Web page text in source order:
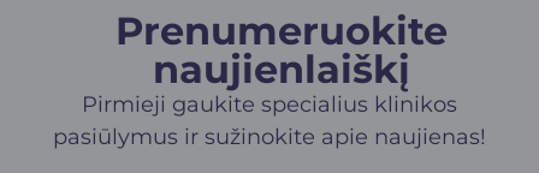
Prenumeruokite
naujienlaiškį​
Pirmieji gaukite specialius klinikos
pasiūlymus ir sužinokite apie naujienas!